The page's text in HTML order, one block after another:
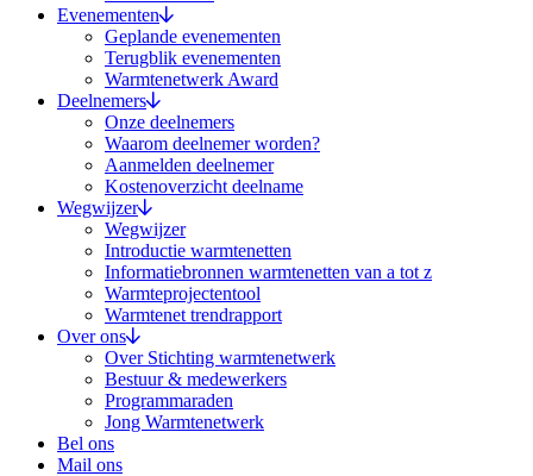
Evenementen
Geplande evenementen
Terugblik evenementen
Warmtenetwerk Award
Deelnemers
Onze deelnemers
Waarom deelnemer worden?
Aanmelden deelnemer
Kostenoverzicht deelname
Wegwijzer
Wegwijzer
Introductie warmtenetten
Informatiebronnen warmtenetten van a tot z
Warmteprojectentool
Warmtenet trendrapport
Over ons
Over Stichting warmtenetwerk
Bestuur & medewerkers
Programmaraden
Jong Warmtenetwerk
Bel ons
Mail ons